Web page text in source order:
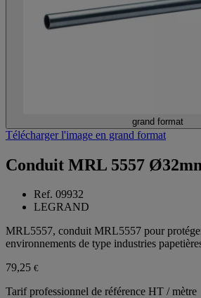
grand format
Télécharger l'image en grand format
Conduit MRL 5557
Ref. 09932
LEGRAND
MRL5557, conduit MRL5557 pour
environnements de type industries
79,25 €
Tarif professionnel de référence HT / mètre